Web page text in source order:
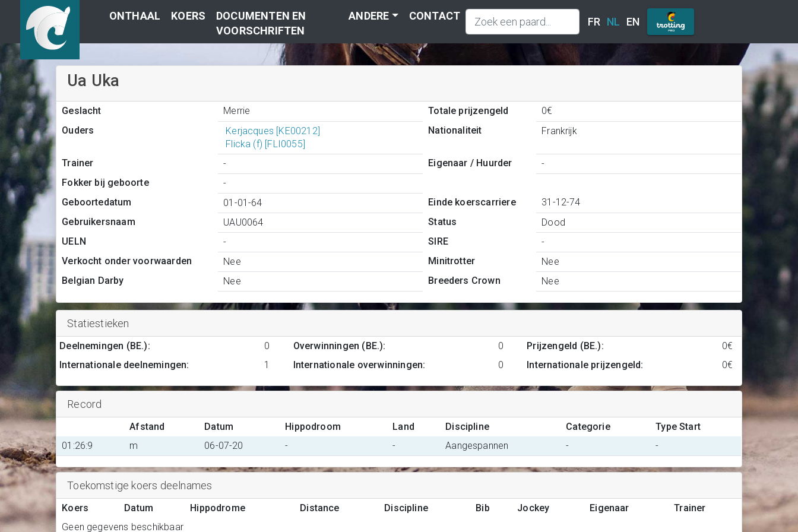
ONTHAAL KOERS
DOCUMENTEN EN
VOORSCHRIFTEN
ANDERE CONTACT FR NL EN
Ua Uka
Geslacht Merrie Totale prijzengeld
0€
Ouders
Kerjacques [KE00212]
Flicka (f) [FLI0055]
Nationaliteit Frankrijk
Trainer - Eigenaar / Huurder
-
Fokker bij geboorte
-
Geboortedatum
01-01-64 Einde koerscarriere
31-12-74
Gebruikersnaam
UAU0064 Status
Dood
UELN
- SIRE
-
Verkocht onder voorwaarden
Nee Minitrotter
Nee
Belgian Darby
Nee Breeders Crown Nee
Statiestieken
Deelnemingen (BE.):
0
Internationale deelnemingen: 1
Overwinningen (BE.):
0
Internationale overwinningen: 0
Prijzengeld (BE.):
0€
Internationale prijzengeld: 0€
Record
Afstand Datum Hippodroom Land Discipline Categorie
Type Start
01:26:9
m 06-07-20 - - Aangespannen - -
Toekomstige koers deelnames
Koers Datum Hippodrome Distance Discipline Bib Jockey Eigenaar
Trainer
Geen gegevens beschikbaar